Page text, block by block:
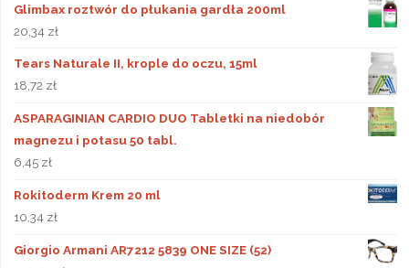
Glimbax roztwór do płukania gardła 200ml
20,34 zł
Tears Naturale II, krople do oczu, 15ml
18,72 zł
ASPARAGINIAN CARDIO DUO Tabletki na niedobór
magnezu i potasu 50 tabl.
6,45 zł
Rokitoderm Krem 20 ml
10,34 zł
Giorgio Armani AR7212 5839 ONE SIZE (52)